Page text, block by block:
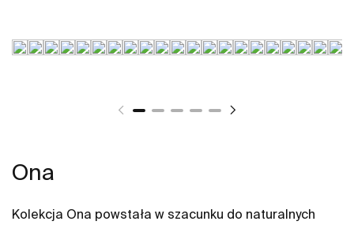
Ona
Kolekcja Ona powstała w szacunku do naturalnych